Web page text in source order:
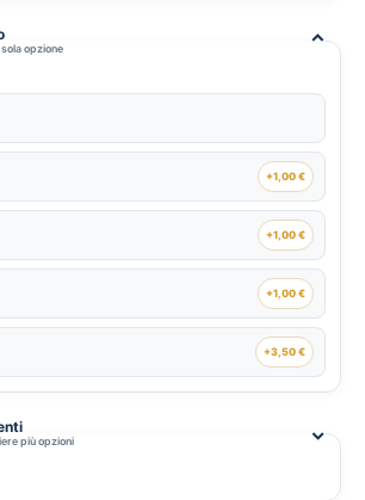
opzione ⌃
+1,00 €
+1,00 €
+1,00 €
+3,50 €
più opzioni ⌃